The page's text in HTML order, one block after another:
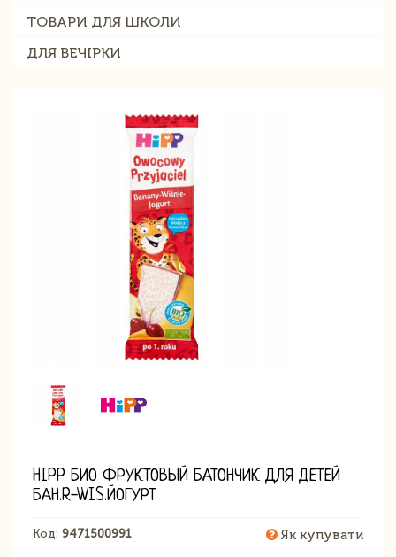
ТОВАРИ ДЛЯ ШКОЛИ
ДЛЯ ВЕЧІРКИ
HIPP БИО ФРУКТОВЫЙ БАТОНЧИК ДЛЯ ДЕТЕЙ
БАН.R-WIS.ЙОГУРТ
Код: 9471500991 Як купувати